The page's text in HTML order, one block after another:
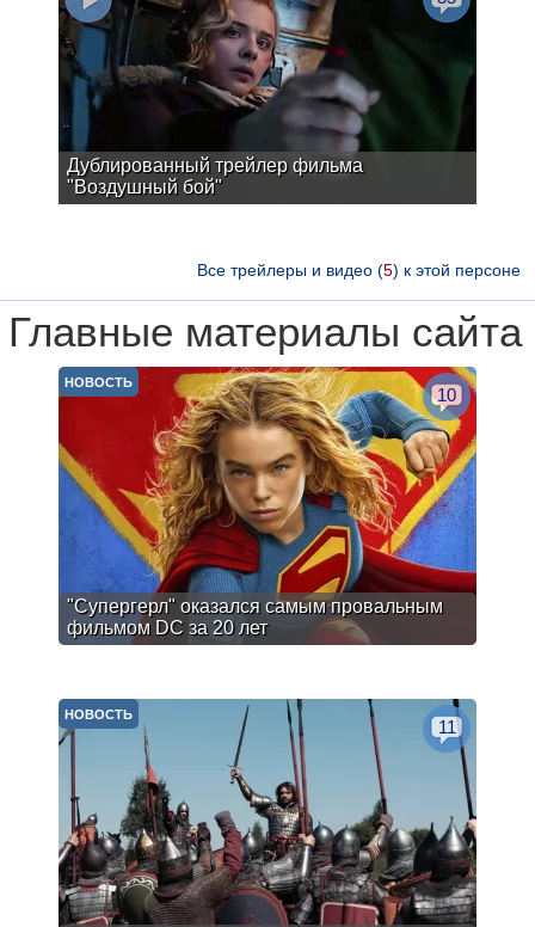
Дублированный трейлер фильма
"Воздушный бой"
Все трейлеры и видео (5) к этой персоне
Главные материалы сайта
"Супергерл" оказался самым провальным
фильмом DC за 20 лет
НОВОСТЬ
10
НОВОСТЬ
11